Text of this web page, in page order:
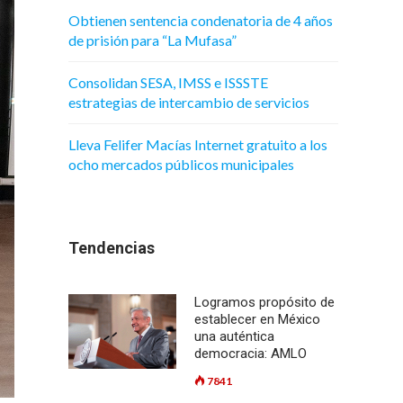
Obtienen sentencia condenatoria de 4 años
de prisión para “La Mufasa”
Consolidan SESA, IMSS e ISSSTE
estrategias de intercambio de servicios
Lleva Felifer Macías Internet gratuito a los
ocho mercados públicos municipales
Tendencias
Logramos propósito de
establecer en México
una auténtica
democracia: AMLO
7841